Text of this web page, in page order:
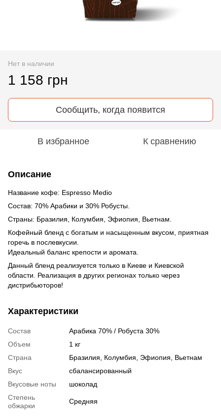
Нет в наличии
1 158 грн
Сообщить, когда появится
В избранное К сравнению
Описание
Название кофе: Espresso Medio
Состав: 70% Арабики и 30% Робусты.
Страны: Бразилия, Колумбия, Эфиопия, Вьетнам.
Кофейный бленд с богатым и насыщенным вкусом, приятная
горечь в послевкусии.
Идеальный баланс крепости и аромата.
Данный бленд реализуется только в Киеве и Киевской
области. Реализация в других регионах только через
дистрибьюторов!
Характеристики
Состав
Арабика 70% / Робуста 30%
Объем
1 кг
Страна
Бразилия, Колумбия, Эфиопия, Вьетнам
Вкус
сбалансированный
Вкусовые ноты
шоколад
Степень
обжарки
Средняя